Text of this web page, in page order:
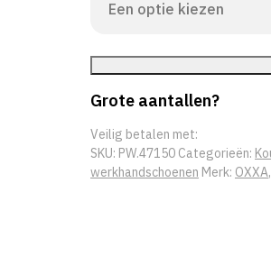
Grote aantallen?
Veilig betalen met:
SKU: PW.47150 Categorieën:
werkhandschoenen Merk: OXXA,